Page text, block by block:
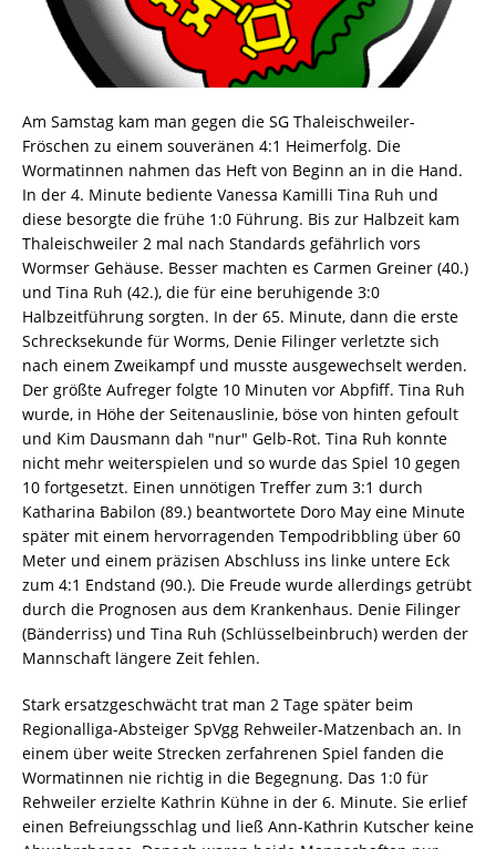
Am Samstag kam man gegen die SG Thaleischweiler-
Fröschen zu einem souveränen 4:1 Heimerfolg. Die
Wormatinnen nahmen das Heft von Beginn an in die Hand.
In der 4. Minute bediente Vanessa Kamilli Tina Ruh und
diese besorgte die frühe 1:0 Führung. Bis zur Halbzeit kam
Thaleischweiler 2 mal nach Standards gefährlich vors
Wormser Gehäuse. Besser machten es Carmen Greiner (40.)
und Tina Ruh (42.), die für eine beruhigende 3:0
Halbzeitführung sorgten. In der 65. Minute, dann die erste
Schrecksekunde für Worms, Denie Filinger verletzte sich
nach einem Zweikampf und musste ausgewechselt werden.
Der größte Aufreger folgte 10 Minuten vor Abpfiff. Tina Ruh
wurde, in Höhe der Seitenauslinie, böse von hinten gefoult
und Kim Dausmann dah "nur" Gelb-Rot. Tina Ruh konnte
nicht mehr weiterspielen und so wurde das Spiel 10 gegen
10 fortgesetzt. Einen unnötigen Treffer zum 3:1 durch
Katharina Babilon (89.) beantwortete Doro May eine Minute
später mit einem hervorragenden Tempodribbling über 60
Meter und einem präzisen Abschluss ins linke untere Eck
zum 4:1 Endstand (90.). Die Freude wurde allerdings getrübt
durch die Prognosen aus dem Krankenhaus. Denie Filinger
(Bänderriss) und Tina Ruh (Schlüsselbeinbruch) werden der
Mannschaft längere Zeit fehlen.
Stark ersatzgeschwächt trat man 2 Tage später beim
Regionalliga-Absteiger SpVgg Rehweiler-Matzenbach an. In
einem über weite Strecken zerfahrenen Spiel fanden die
Wormatinnen nie richtig in die Begegnung. Das 1:0 für
Rehweiler erzielte Kathrin Kühne in der 6. Minute. Sie erlief
einen Befreiungsschlag und ließ Ann-Kathrin Kutscher keine